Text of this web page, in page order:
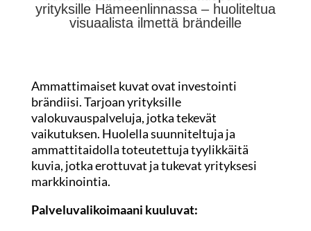
yrityksille Hämeenlinnassa – huoliteltua
visuaalista ilmettä brändeille
Ammattimaiset kuvat ovat investointi
brändiisi. Tarjoan yrityksille
valokuvauspalveluja, jotka tekevät
vaikutuksen. Huolella suunniteltuja ja
ammattitaidolla toteutettuja tyylikkäitä
kuvia, jotka erottuvat ja tukevat yrityksesi
markkinointia.
Palveluvalikoimaani kuuluvat: